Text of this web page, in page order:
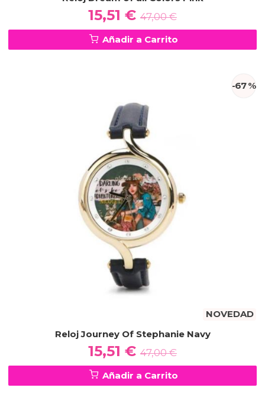
15,51 € 47,00 €
Añadir a Carrito
NOVEDAD
-67 %
Reloj Journey Of Stephanie Navy
15,51 € 47,00 €
Añadir a Carrito